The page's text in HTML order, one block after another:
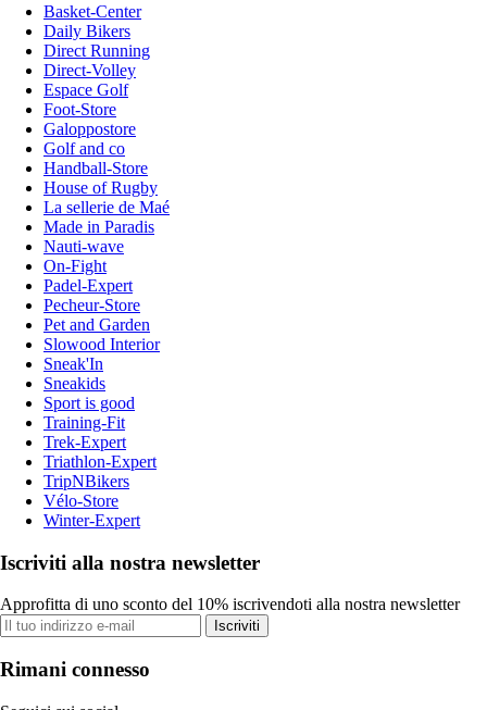
Basket-Center
Daily Bikers
Direct Running
Direct-Volley
Espace Golf
Foot-Store
Galoppostore
Golf and co
Handball-Store
House of Rugby
La sellerie de Maé
Made in Paradis
Nauti-wave
On-Fight
Padel-Expert
Pecheur-Store
Pet and Garden
Slowood Interior
Sneak'In
Sneakids
Sport is good
Training-Fit
Trek-Expert
Triathlon-Expert
TripNBikers
Vélo-Store
Winter-Expert
Iscriviti alla nostra newsletter
Approfitta di uno sconto del 10% iscrivendoti alla nostra newsletter
Iscriviti
Rimani connesso